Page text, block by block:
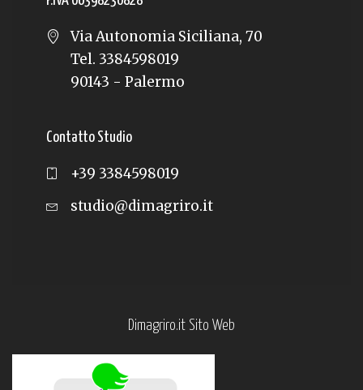
Via Autonomia Siciliana, 70
Tel. 3384598019
90143 - Palermo
Contatto Studio
+39 3384598019
studio@dimagriro.it
Dimagriro.it Sito Web